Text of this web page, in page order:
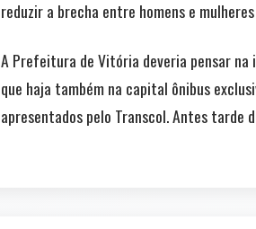
reduzir a brecha entre homens e
A Prefeitura de Vitória deveria pensar na
que haja também na capital ônibus
apresentados pelo Transcol. Antes tarde